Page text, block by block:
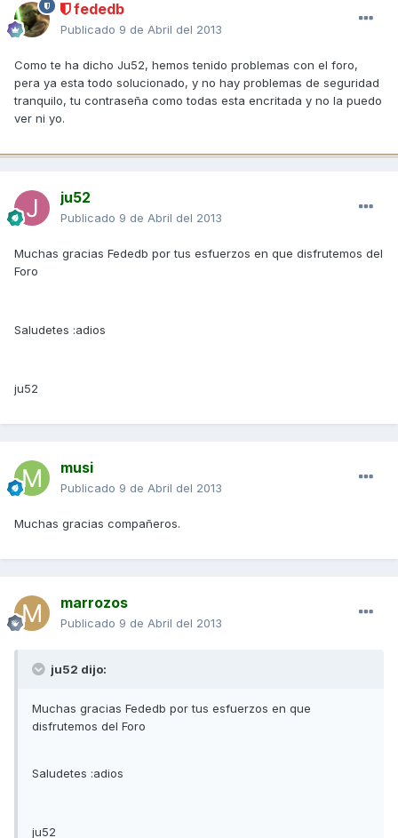
fededb
Publicado 9 de Abril del 2013
Como te ha dicho Ju52, hemos tenido problemas con el foro,
pera ya esta todo solucionado, y no hay problemas de seguridad
tranquilo, tu contraseña como todas esta encritada y no la puedo
ver ni yo.
ju52
Publicado 9 de Abril del 2013
Muchas gracias Fededb por tus esfuerzos en que disfrutemos del
Foro
Saludetes :adios
ju52
musi
Publicado 9 de Abril del 2013
Muchas gracias compañeros.
marrozos
Publicado 9 de Abril del 2013
ju52 dijo:
Muchas gracias Fededb por tus esfuerzos en que
disfrutemos del Foro
Saludetes :adios
ju52